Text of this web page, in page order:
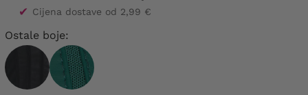
✔ Cijena dostave od 2,99 €
Ostale boje: